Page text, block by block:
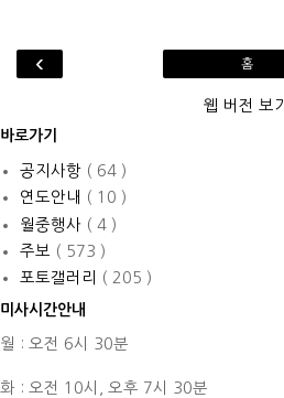
‹ 홈
웹 버전 보기
바로가기
공지사항 ( 64 )
연도안내
( 10 )
월중행사 ( 4 )
주보
( 573 )
포토갤러리
( 205 )
미사시간안내
월 : 오전 6시 30분
화 : 오전 10시, 오후 7시 30분